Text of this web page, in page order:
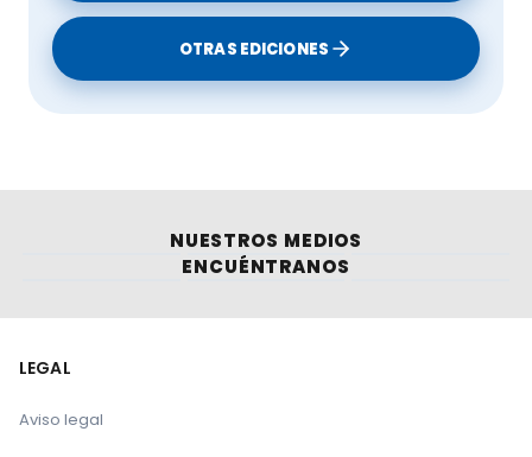
OTRAS EDICIONES
NUESTROS MEDIOS
ENCUÉNTRANOS
LEGAL
Aviso legal